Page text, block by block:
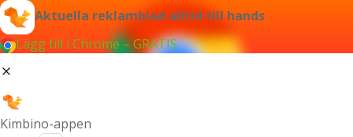
Aktuella reklamblad alltid till hands
Lägg till i Chrome – GRATIS
Kimbino-appen